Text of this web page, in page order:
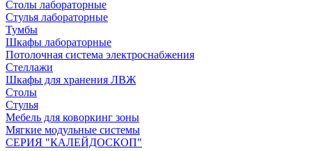
Столы лабораторные
Стулья лабораторные
Тумбы
Шкафы лабораторные
Потолочная система электроснабжения
Стеллажи
Шкафы для хранения ЛВЖ
Столы
Стулья
Мебель для коворкинг зоны
Мягкие модульные системы
СЕРИЯ "КАЛЕЙДОСКОП"